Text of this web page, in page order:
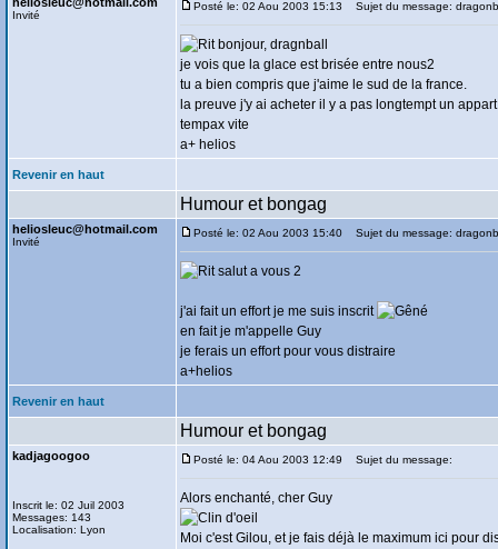
Invité
Posté le: 02 Aou 2003 15:13 Sujet du message:
bonjour, dragnball
je vois que la glace est brisée entre nous2
tu a bien compris que j'aime le sud de la france.
la preuve j'y ai acheter il y a pas longtempt un
tempax vite
a+ helios
Revenir en haut
Humour et bongag
heliosleuc@hotmail.com
Invité
Posté le: 02 Aou 2003 15:40 Sujet du message:
salut a vous 2
j'ai fait un effort je me suis inscrit
en fait je m'appelle Guy
je ferais un effort pour vous distraire
a+helios
Revenir en haut
Humour et bongag
kadjagoogoo
Inscrit le: 02 Juil 2003
Messages: 143
Localisation: Lyon
Posté le: 04 Aou 2003 12:49 Sujet du message:
Alors enchanté, cher Guy
Moi c'est Gilou, et je fais déjà le maximum ici pour